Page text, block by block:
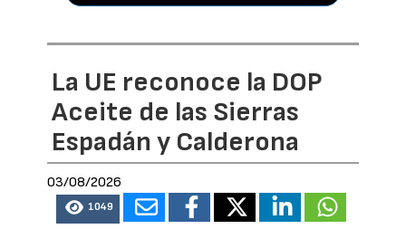
La UE reconoce la DOP
Aceite de las Sierras
Espadán y Calderona
03/08/2026
1049